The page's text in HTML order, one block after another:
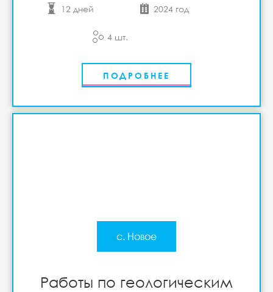
12 дней 2024 год
4 шт.
ПОДРОБНЕЕ
с. Новое
Работы по геологическим